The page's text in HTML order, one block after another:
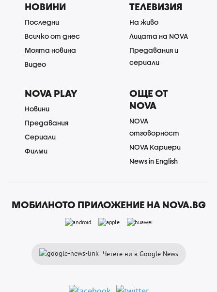
НОВИНИ
Последни
Всичко от днес
Моята новина
Видео
ТЕЛЕВИЗИЯ
На живо
Лицата на NOVA
Предавания и
сериали
NOVA PLAY
Новини
Предавания
Сериали
Филми
ОЩЕ ОТ
NOVA
NOVA
отговорност
NOVA Кариери
News in English
МОБИЛНОТО ПРИЛОЖЕНИЕ НА NOVA.BG
Четете ни в Google News